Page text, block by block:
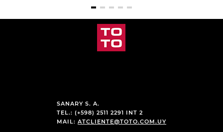
SANARY S. A.
TEL.: (+598) 2511 2291 INT 2
MAIL: ATCLIENTE@TOTO.COM.UY